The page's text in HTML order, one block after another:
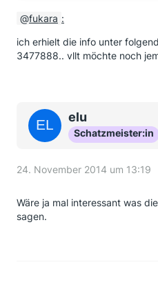
fukara :
ich erhielt die info unter
3477888.. vllt möchte noch
elu
Schatzmeister:in
24. November 2014 um 13:19
Wäre ja mal interessant was
sagen.